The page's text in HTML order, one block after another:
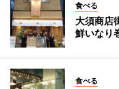
食べる
大須商店
鮮いなり
食べる